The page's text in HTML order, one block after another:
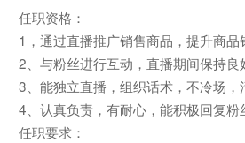
任职资格：
1，通过直播推广销售商品，提升商品
2、与粉丝进行互动，直播期间保持良
3、能独立直播，组织话术，不冷场，
4、认真负责，有耐心，能积极回复
任职要求：